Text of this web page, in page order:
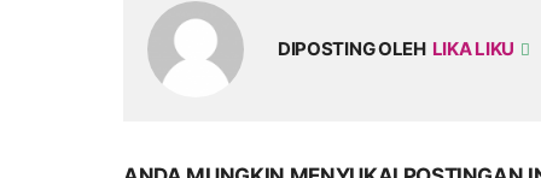
DIPOSTING OLEH LIKA LIKU